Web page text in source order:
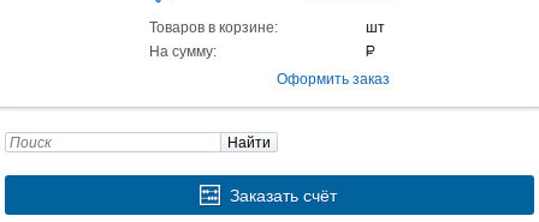
Товаров в корзине:
На сумму:
Оформить заказ
Найти
Заказать счёт